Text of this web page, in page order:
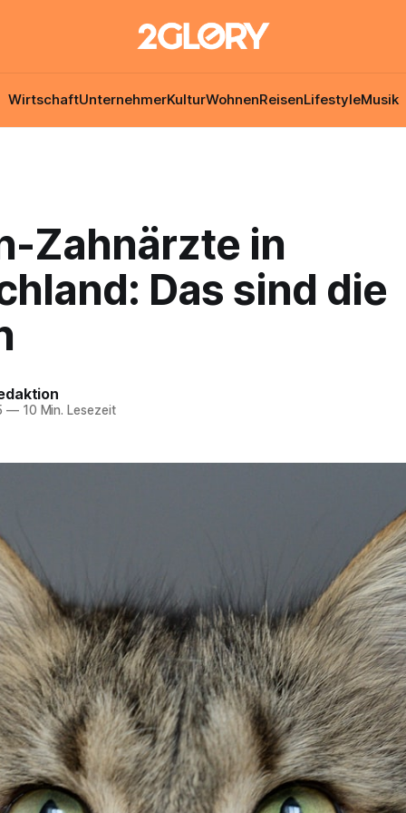
WirtschaftUnternehmerKulturWohnenReisenLifestyleMusik
Zahnärzte in
Das sind die
—10 Min. Lesezeit